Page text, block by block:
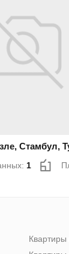
Стамбул,
1
Квартиры